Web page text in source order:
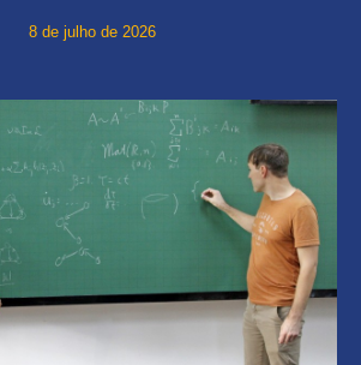
8 de julho de 2026